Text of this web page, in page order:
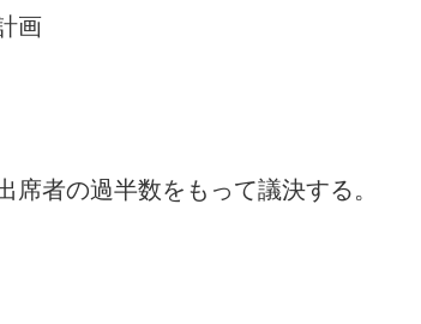
画
席者の過半数をもって議決する。